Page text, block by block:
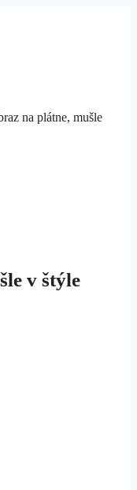
na plátne, mušle
v štýle